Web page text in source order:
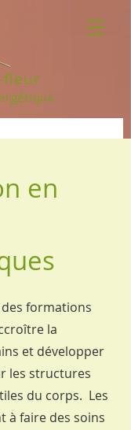
fleur
en
formations
la
et développer
les structures
du corps. Les
à faire des soins